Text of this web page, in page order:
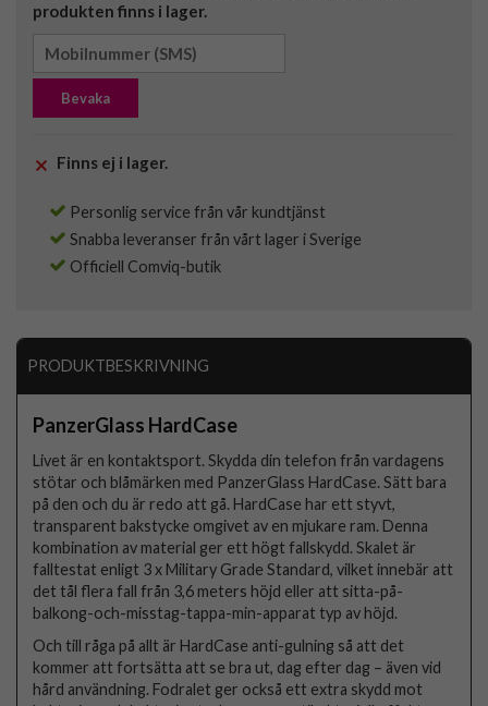
produkten finns i lager.
Bevaka
Finns ej i lager.
Personlig service från vår kundtjänst
Snabba leveranser från vårt lager i Sverige
Officiell Comviq-butik
PRODUKTBESKRIVNING
PanzerGlass HardCase
Livet är en kontaktsport. Skydda din telefon från vardagens
stötar och blåmärken med PanzerGlass HardCase. Sätt bara
på den och du är redo att gå. HardCase har ett styvt,
transparent bakstycke omgivet av en mjukare ram. Denna
kombination av material ger ett högt fallskydd. Skalet är
falltestat enligt 3 x Military Grade Standard, vilket innebär att
det tål flera fall från 3,6 meters höjd eller att sitta-på-
balkong-och-misstag-tappa-min-apparat typ av höjd.
Och till råga på allt är HardCase anti-gulning så att det
kommer att fortsätta att se bra ut, dag efter dag – även vid
hård användning. Fodralet ger också ett extra skydd mot